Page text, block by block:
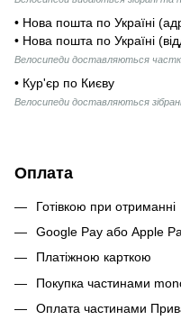
• Нова пошта по Україні
• Нова пошта по Україні
Велосипеди доставляються
• Кур'єр по Києву
Велосипеди доставляються
Оплата
Готівкою при отриманні
Google Pay або Apple
Платіжною карткою
Покупка частинами
Оплата частинами